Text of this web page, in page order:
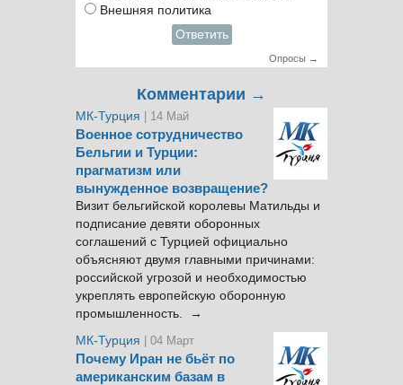
Внешняя политика
Ответить
Опросы →
Комментарии →
МК-Турция | 14 Май
Военное сотрудничество
Бельгии и Турции:
прагматизм или
вынужденное возвращение?
Визит бельгийской королевы Матильды и
подписание девяти оборонных
соглашений с Турцией официально
объясняют двумя главными причинами:
российской угрозой и необходимостью
укреплять европейскую оборонную
промышленность. →
МК-Турция
| 04 Март
Почему Иран не бьёт по
американским базам в